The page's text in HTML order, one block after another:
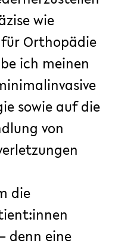
wie
Orthopädie
ich meinen
sowie auf die
von
die
denn eine